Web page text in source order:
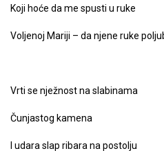
Koji hoće da me spusti u ruke
Voljenoj Mariji – da njene ruke
Vrti se nježnost na slabinama
Čunjastog kamena
I udara slap ribara na postolju